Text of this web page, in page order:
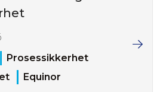
Prosessikkerhet
Equinor